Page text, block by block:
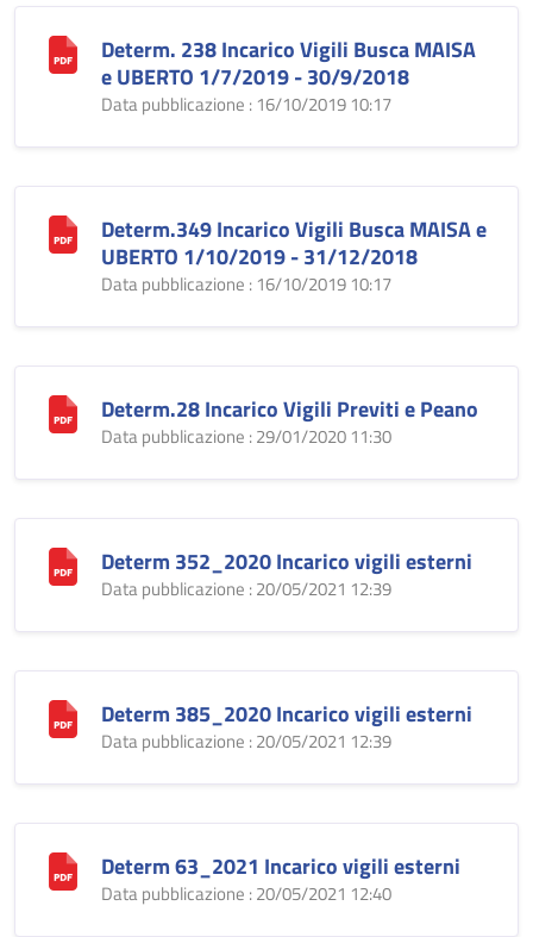
Determ. 238 Incarico Vigili Busca MAISA
e UBERTO 1/7/2019 - 30/9/2018
Data pubblicazione : 16/10/2019 10:17
Determ.349 Incarico Vigili Busca MAISA e
UBERTO 1/10/2019 - 31/12/2018
Data pubblicazione : 16/10/2019 10:17
Determ.28 Incarico Vigili Previti e Peano
Data pubblicazione : 29/01/2020 11:30
Determ 352_2020 Incarico vigili esterni
Data pubblicazione : 20/05/2021 12:39
Determ 385_2020 Incarico vigili esterni
Data pubblicazione : 20/05/2021 12:39
Determ 63_2021 Incarico vigili esterni
Data pubblicazione : 20/05/2021 12:40